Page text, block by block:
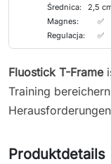
Średnica:
2,5
Magnes:
✅
Regulacja:
✅
Fluostick T-Frame
Training
Produktdetails